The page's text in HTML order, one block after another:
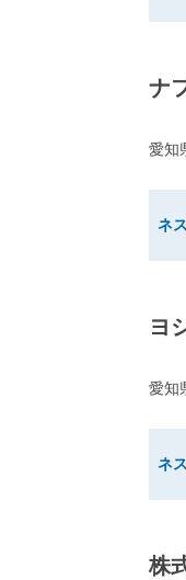
ナ
愛知
ネ
ヨ
愛知
ネ
株